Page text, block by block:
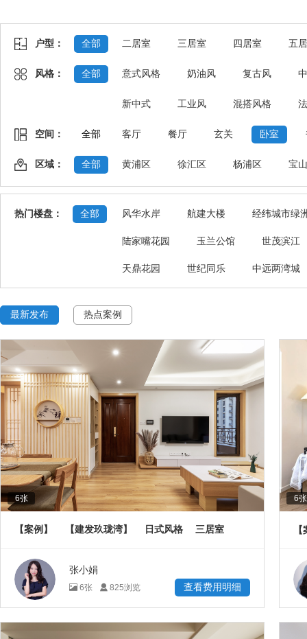
户型： 全部 二居室 三居室 四居室 五
风格： 全部 意式风格 奶油风 复古风
新中式 工业风 混搭风格
空间： 全部 客厅 餐厅 玄关 卧室
区域： 全部 黄浦区 徐汇区 杨浦区 宝
热门楼盘： 全部 风华水岸 航建大楼 经纬城市绿
陆家嘴花园 玉兰公馆 世茂滨江
天鼎花园 世纪同乐 中远两湾城
最新发布 热点案例
6张
【案例】 【建发玖珑湾】 日式风格 三居室
张小娟
6张 825浏览 查看费用明细
6张